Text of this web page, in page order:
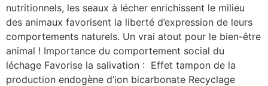
nutritionnels, les seaux à lécher enrichissent le milieu
des animaux favorisent la liberté d’expression de leurs
comportements naturels. Un vrai atout pour le bien-être
animal ! Importance du comportement social du
léchage Favorise la salivation : Effet tampon de la
production endogène d’ion bicarbonate Recyclage